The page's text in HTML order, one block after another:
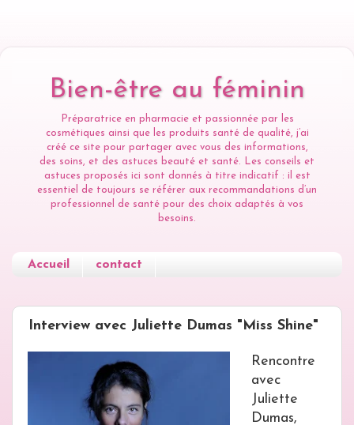
Bien-être au féminin
Préparatrice en pharmacie et passionnée par les
cosmétiques ainsi que les produits santé de qualité, j’ai
créé ce site pour partager avec vous des informations,
des soins, et des astuces beauté et santé. Les conseils et
astuces proposés ici sont donnés à titre indicatif : il est
essentiel de toujours se référer aux recommandations d’un
professionnel de santé pour des choix adaptés à vos
besoins.
Accueil contact
Interview avec Juliette Dumas "Miss Shine"
Rencontre
avec
Juliette
Dumas,